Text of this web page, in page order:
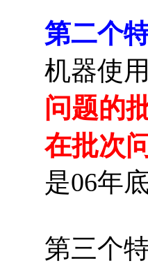
第二个
机器使
问题的
在批次
是06年
第三个